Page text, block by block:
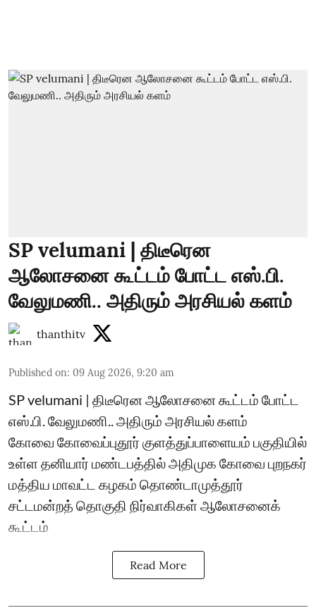
SP velumani | திடீரென
ஆலோசனை கூட்டம் போட்ட எஸ்.பி.
வேலுமணி.. அதிரும் அரசியல் களம்
thanthitv
Published on: 09 Aug 2026, 9:20 am
SP velumani | திடீரென ஆலோசனை கூட்டம் போட்ட
எஸ்.பி. வேலுமணி.. அதிரும் அரசியல் களம்
கோவை கோவைப்புதூர் குளத்துப்பாளையம் பகுதியில்
உள்ள தனியார் மண்டபத்தில் அதிமுக கோவை புறநகர்
மத்திய மாவட்ட கழகம் தொண்டாமுத்தூர்
சட்டமன்றத் தொகுதி நிர்வாகிகள் ஆலோசனைக்
கூட்டம்
Read More